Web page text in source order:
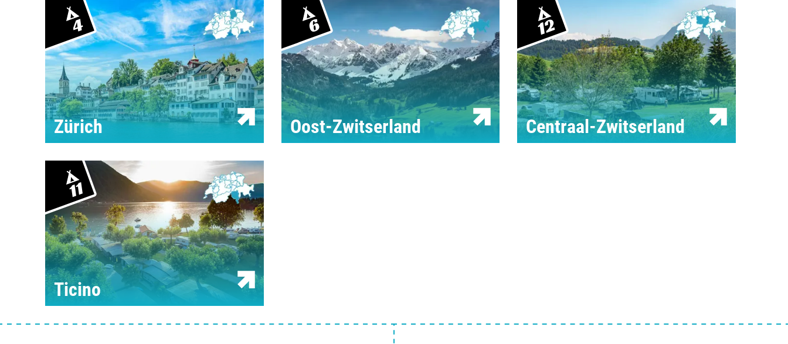
Meinen Campingplatz anmelden
Zusammenarbeit / Werbung
Kontakt aufnehmen
4
Zürich
6
Oost-Zwitserland
12
Centraal-Zwitserland
11
Ticino